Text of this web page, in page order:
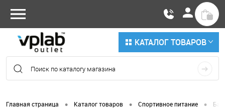
КАТАЛОГ ТОВАРОВ
Главная страница • Каталог товаров • Спортивное питание •